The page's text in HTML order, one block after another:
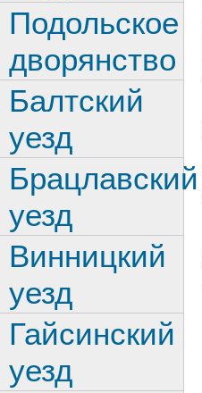
Подольское
дворянство
Балтский
уезд
Брацлавский
уезд
Винницкий
уезд
Гайсинский
уезд